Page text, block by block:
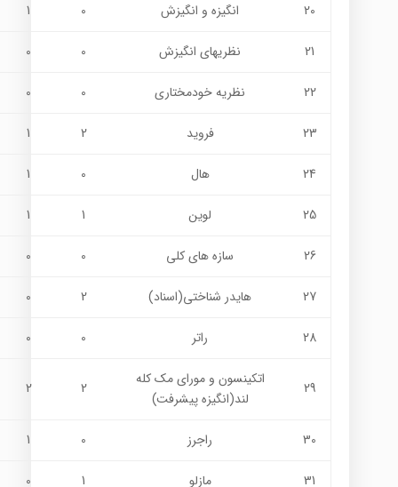
20 انگیزه و انگیزش 0
1
21 نظریهای انگیزش 0
0
22 نظریه خودمختاری 0
0
23 فروید 2
1
24 هال 0
1
25 لوین 1
1
26 سازه هاي كلي 0
0
27 هایدر شناختی(اسناد) 2
0
28 راتر 0
0
29
اتکینسون و مورای مک کله
لند(انگیزه پیشرفت)
2
2
30 راجرز 0
1
31 مازلو 1
0